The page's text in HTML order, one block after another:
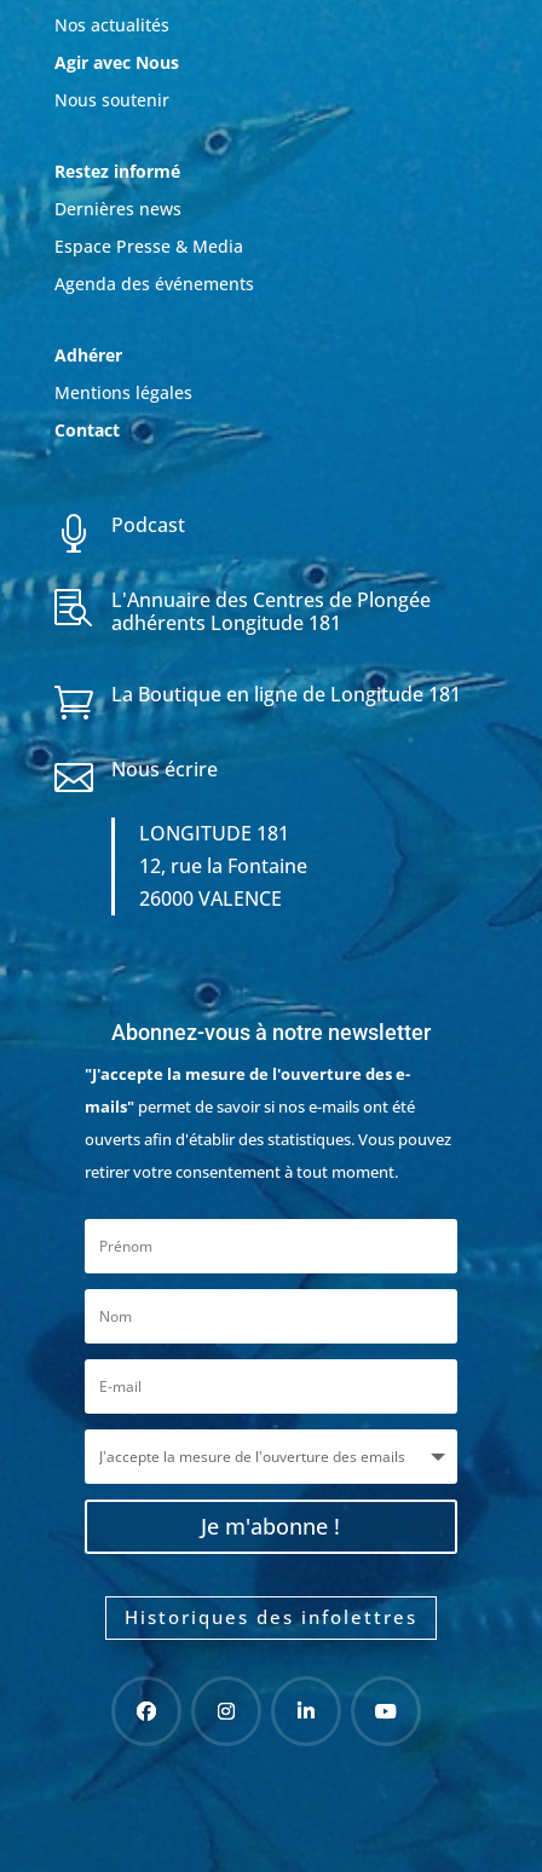
Nos actualités
Agir avec Nous
Nous soutenir
Restez informé
Dernières news
Espace Presse & Media
Agenda des événements
Adhérer
Mentions légales
Contact
 Podcast

L'Annuaire des Centres de Plongée
adhérents Longitude 181
 La Boutique en ligne de Longitude 181
 Nous écrire
LONGITUDE 181
12, rue la Fontaine
26000 VALENCE
Abonnez-vous à notre newsletter
"J'accepte la mesure de l'ouverture des e-
mails"permet de savoir si nos e-mails ont été
ouverts afin d'établir des statistiques. Vous pouvez
retirer votre consentement à tout moment.
Je m'abonne !
Historiques des infolettres